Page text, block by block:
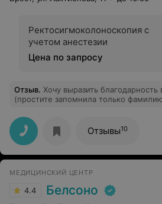
Ректосигмоколоноскопия с
учетом анестезии
Цена по запросу
Отзыв. Хочу выразить
(простите запомнила только
холтеровского мониторирования!!! С
отвечала на все мои вопросы!!! Благодарю
видно,человек на своем месте!!! Проводила
холтеровское мониторирование в ЦГБ!
Отзывы10
МЕДИЦИНСКИЙ ЦЕНТР
4.4 Белсоно